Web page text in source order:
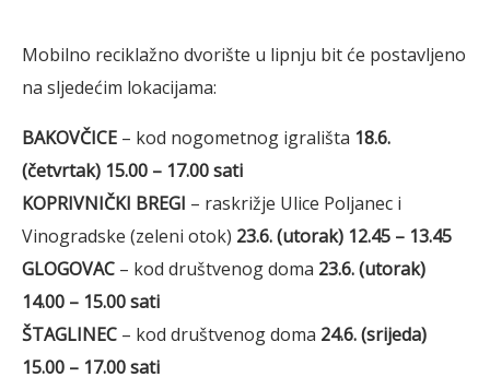
Mobilno reciklažno dvorište u lipnju bit će postavljeno
na sljedećim lokacijama:
BAKOVČICE – kod nogometnog igrališta 18.6.
(četvrtak) 15.00 – 17.00 sati
KOPRIVNIČKI BREGI – raskrižje Ulice Poljanec i
Vinogradske (zeleni otok) 23.6. (utorak) 12.45 – 13.45
GLOGOVAC – kod društvenog doma 23.6. (utorak)
14.00 – 15.00 sati
ŠTAGLINEC – kod društvenog doma 24.6. (srijeda)
15.00 – 17.00 sati